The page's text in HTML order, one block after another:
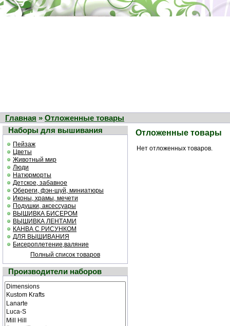
Главная » Отложенные товары
Наборы для вышивания
Пейзаж
Цветы
Животный мир
Люди
Натюрморты
Детское, забавное
Обереги, фэн-шуй, миниатюры
Иконы, храмы, мечети
Подушки, аксессуары
ВЫШИВКА БИСЕРОМ
ВЫШИВКА ЛЕНТАМИ
КАНВА С РИСУНКОМ
ДЛЯ ВЫШИВАНИЯ
Бисероплетение,валяние
Полный список товаров
Производители наборов
Отложенные товары
Нет отложенных товаров.